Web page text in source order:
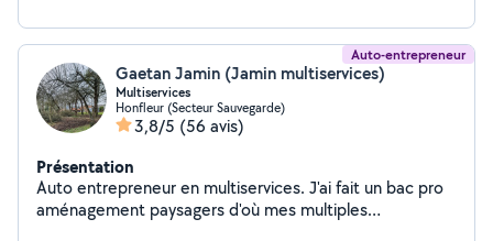
Auto-entrepreneur
Gaetan Jamin (Jamin multiservices)
Multiservices
Honfleur (Secteur Sauvegarde)
3,8/5 (56 avis)
Présentation
Auto entrepreneur en multiservices. J'ai fait un bac pro
aménagement paysagers d'où mes multiples